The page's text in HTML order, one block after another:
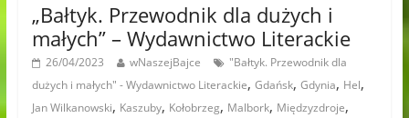
„Bałtyk. Przewodnik dla dużych i
małych” – Wydawnictwo Literackie
26/04/2023 wNaszejBajce
"Bałtyk. Przewodnik dla
dużych i małych" - Wydawnictwo Literackie, Gdańsk, Gdynia, Hel,
Jan Wilkanowski, Kaszuby, Kołobrzeg, Malbork, Międzyzdroje,